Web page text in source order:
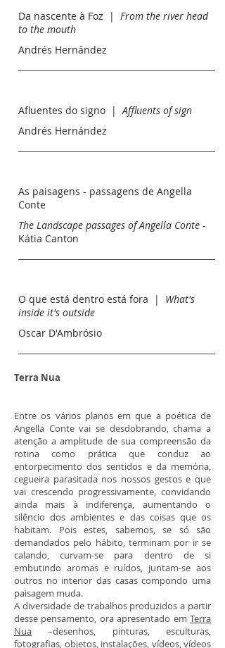
Da nascente à Foz | From the river head
to the mouth
Andrés Hernández
Afluentes do signo |Affluents of sign
Andrés Hernández
As paisagens - passagens de Angella
Conte
The Landscape passages of Angella Conte -
Kátia Canton
O que está dentro está fora | What's
inside it's outside
Oscar D'Ambrósio
Terra Nua
Entre os vários planos em que a poética de
Angella Conte vai se desdobrando, chama a
atenção a amplitude de sua compreensão da
rotina como prática que conduz ao
entorpecimento dos sentidos e da memória,
cegueira parasitada nos nossos gestos e que
vai crescendo progressivamente, convidando
ainda mais à indiferença, aumentando o
silêncio dos ambientes e das coisas que os
habitam. Pois estes, sabemos, se só são
demandados pelo hábito, terminam por ir se
calando, curvam-se para dentro de si
embutindo aromas e ruídos, juntam-se aos
outros no interior das casas compondo uma
paisagem muda.
A diversidade de trabalhos produzidos a partir
desse pensamento, ora apresentado em Terra
Nua –desenhos, pinturas, esculturas,
fotografias, objetos, instalações, vídeos, vídeos